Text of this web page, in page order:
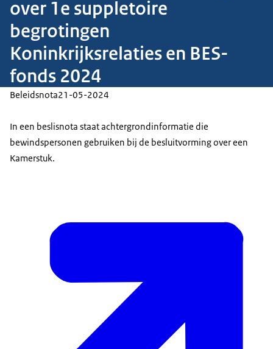
over 1e suppletoire
begrotingen
Koninkrijksrelaties en BES-
fonds 2024
Beleidsnota21-05-2024
In een beslisnota staat achtergrondinformatie die
bewindspersonen gebruiken bij de besluitvorming over een
Kamerstuk.